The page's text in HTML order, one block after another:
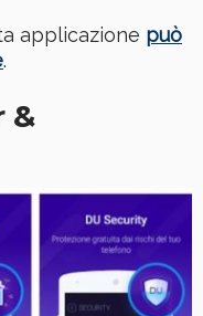
applicazione può
.
&